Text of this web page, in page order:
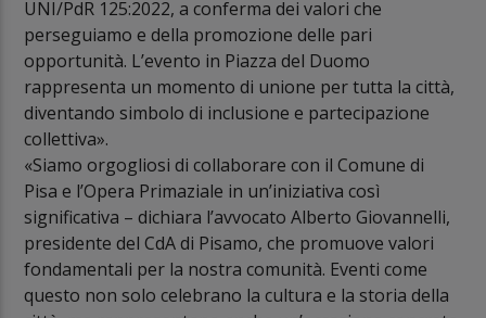
UNI/PdR 125:2022, a conferma dei valori che
perseguiamo e della promozione delle pari
opportunità. L’evento in Piazza del Duomo
rappresenta un momento di unione per tutta la città,
diventando simbolo di inclusione e partecipazione
collettiva».
«Siamo orgogliosi di collaborare con il Comune di
Pisa e l’Opera Primaziale in un’iniziativa così
significativa – dichiara l’avvocato Alberto Giovannelli,
presidente del CdA di Pisamo, che promuove valori
fondamentali per la nostra comunità. Eventi come
questo non solo celebrano la cultura e la storia della